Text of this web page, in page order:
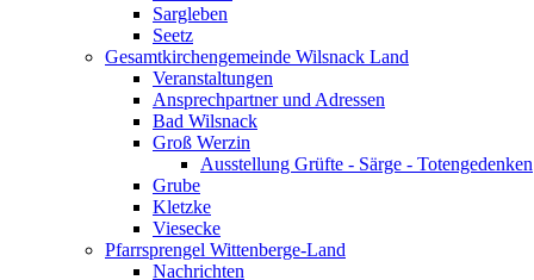
Sargleben
Seetz
Gesamtkirchengemeinde Wilsnack Land
Veranstaltungen
Ansprechpartner und Adressen
Bad Wilsnack
Groß Werzin
Ausstellung Grüfte - Särge - Totengedenken
Grube
Kletzke
Viesecke
Pfarrsprengel Wittenberge-Land
Nachrichten